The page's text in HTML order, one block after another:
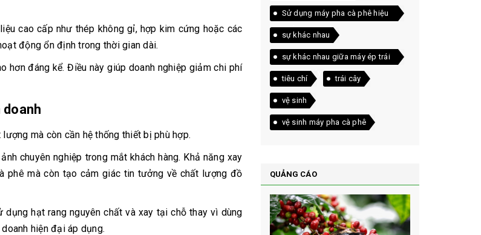
cao cấp như thép không gỉ, hợp kim cứng hoặc các
động ổn định trong thời gian dài.
hơn đáng kể. Điều này giúp doanh nghiệp giảm chi phí
mà còn cần hệ thống thiết bị phù hợp.
chuyên nghiệp trong mắt khách hàng. Khả năng xay
mà còn tạo cảm giác tin tưởng về chất lượng đồ
dụng hạt rang nguyên chất và xay tại chỗ thay vì dùng
hiện đại áp dụng.
Sử dụng máy pha cà phê hiệu
quả
sự khác nhau
sự khác nhau giữa máy ép trái
cây và máy xay sinh tố
tiêu chí trái cây
vệ sinh
vệ sinh máy pha cà phê
QUẢNG CÁO